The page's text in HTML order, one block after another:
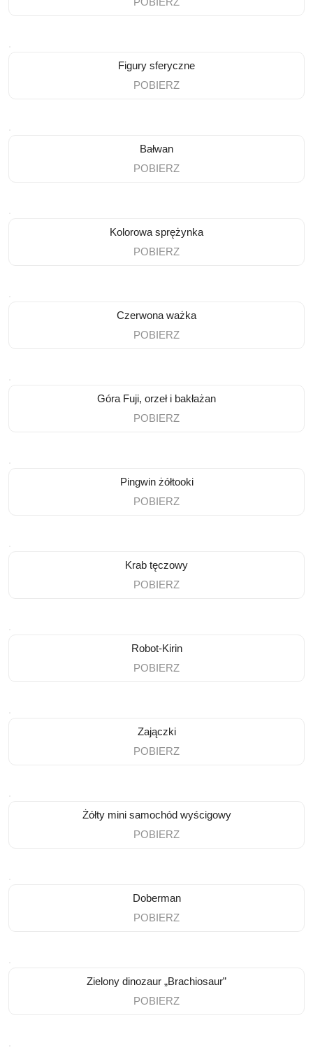
Figury sferyczne
POBIERZ
Bałwan
POBIERZ
Kolorowa sprężynka
POBIERZ
Czerwona ważka
POBIERZ
Góra Fuji, orzeł i bakłażan
POBIERZ
Pingwin żółtooki
POBIERZ
Krab tęczowy
POBIERZ
Robot-Kirin
POBIERZ
Zajączki
POBIERZ
Żółty mini samochód wyścigowy
POBIERZ
Doberman
POBIERZ
Zielony dinozaur „Brachiosaur”
POBIERZ